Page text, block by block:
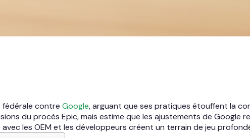
contre Google, arguant que ses pratiques étouffent la
du procès Epic, mais estime que les ajustements de Google
les OEM et les développeurs créent un terrain de jeu